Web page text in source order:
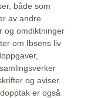
både som
av andre
og omdiktninger
om Ibsens liv
og aviser.
er også